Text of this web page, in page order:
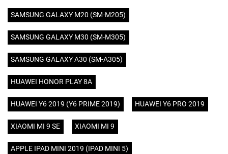
SAMSUNG GALAXY M20 (SM-M205)
SAMSUNG GALAXY M30 (SM-M305)
SAMSUNG GALAXY A30 (SM-A305)
HUAWEI HONOR PLAY 8A
HUAWEI Y6 2019 (Y6 PRIME 2019) HUAWEI Y6 PRO 2019
XIAOMI MI 9 SE XIAOMI MI 9
APPLE IPAD MINI 2019 (IPAD MINI 5)